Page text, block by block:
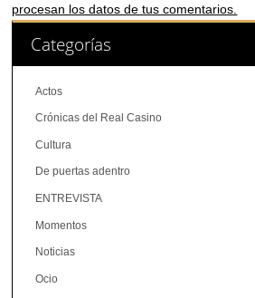
procesan los datos de tus comentarios.
Categorías
Actos
Crónicas del Real Casino
Cultura
De puertas adentro
ENTREVISTA
Momentos
Noticias
Ocio